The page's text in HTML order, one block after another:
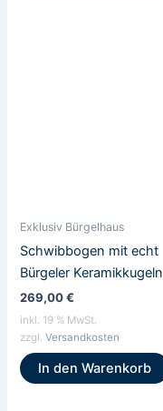
Exklusiv Bürgelhaus
Schwibbogen mit echt
Bürgeler Keramikkugeln
269,00€
inkl. 19 % MwSt.
zzgl.Versandkosten
In den Warenkorb